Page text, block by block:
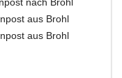
nach Brohl
aus Brohl
aus Brohl